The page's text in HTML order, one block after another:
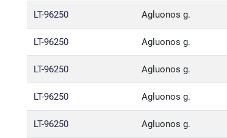
LT-96250 Agluonos g.
LT-96250 Agluonos g.
LT-96250 Agluonos g.
LT-96250 Agluonos g.
LT-96250 Agluonos g.